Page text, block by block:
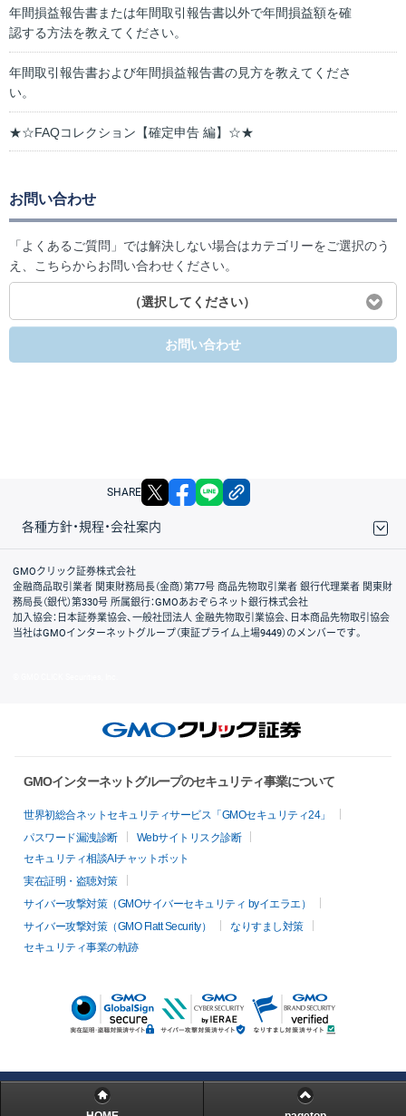
年間損益報告書または年間取引報告書以外で年間損益額を確
認する方法を教えてください。
年間取引報告書および年間損益報告書の見方を教えてくださ
い。
★☆FAQコレクション【確定申告 編】☆★
お問い合わせ
「よくあるご質問」では解決しない場合はカテゴリーをご選択のう
え、こちらからお問い合わせください。
（選択してください）
お問い合わせ
SHARE X facebook
各種方針・規程・会社案内
取引規程・約款
サイトマップ
その他のご案内
個人情報保護方針
最良執行方針
サイトのご利用について
ディスクレイマー
信託保全
リスク説明
会社案内
GMOクリック証券株式会社
金融商品取引業者 関東財務局長（金商）第77号 商品先物取引業者 銀行代理業者 関東財
務局長（銀代）第330号 所属銀行：GMOあおぞらネット銀行株式会社
加入協会：日本証券業協会、一般社団法人 金融先物取引業協会、日本商品先物取引協会
当社はGMOインターネットグループ（東証プライム上場9449）のメンバーです。
GMOインターネットグループのセキュリティ事業について
世界初総合ネットセキュリティサービス「GMOセキュリティ24」
パスワード漏洩診断
Webサイトリスク診断
セキュリティ相談AIチャットボット
実在証明・盗聴対策
サイバー攻撃対策（GMOサイバーセキュリティ byイエラエ）
サイバー攻撃対策（GMO Flatt Security）
なりすまし対策
セキュリティ事業の軌跡